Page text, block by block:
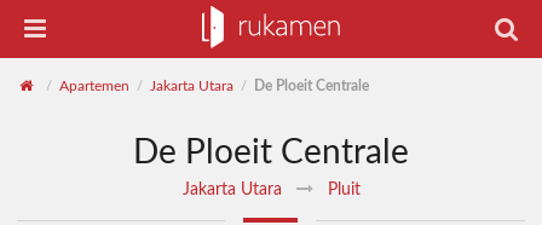
/ Apartemen / Jakarta Utara / De Ploeit Centrale
De Ploeit Centrale
Jakarta Utara Pluit